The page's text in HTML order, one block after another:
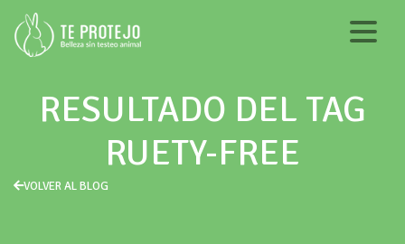
RESULTADO DEL TAG
RUETY-FREE
VOLVER AL BLOG